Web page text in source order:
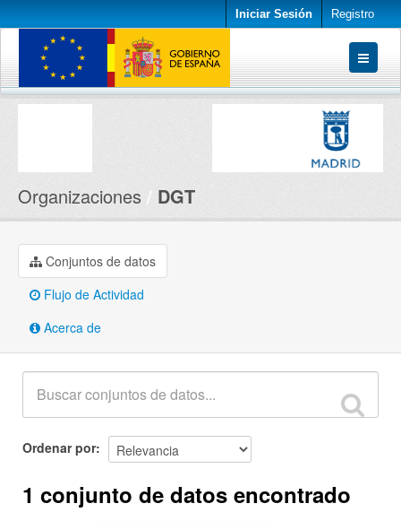
Iniciar Sesión Registro
Conjuntos de datos
Organizaciones DGT
Conjuntos de datos
Flujo de Actividad
Acerca de
Ordenar por
1 conjunto de datos encontrado